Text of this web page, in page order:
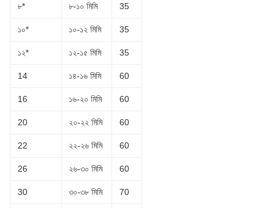
৮* ৮-১০ মিমি 35
১০* ১০-১২ মিমি 35
১২* ১২-১৫ মিমি 35
14 ১৪-১৬ মিমি 60
16 ১৬-২০ মিমি 60
20 ২০-২২ মিমি 60
22 ২২-২৬ মিমি 60
26 ২৬-৩০ মিমি 60
30 ৩০-৩৮ মিমি 70